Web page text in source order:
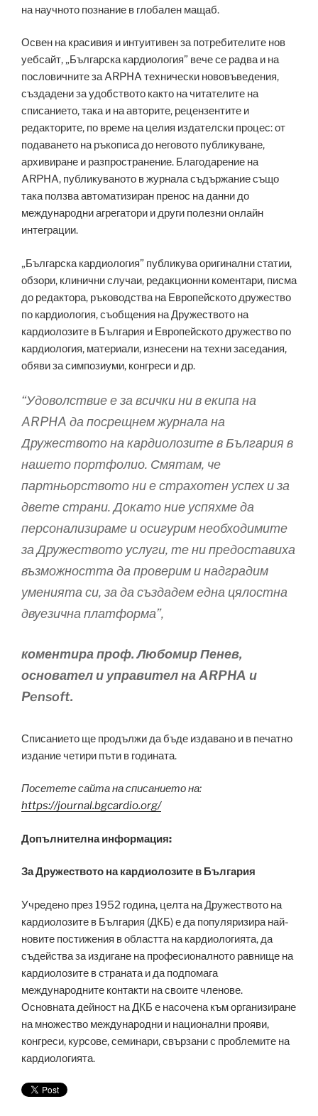
на научното познание в глобален мащаб.
Освен на красивия и интуитивен за потребителите нов
уебсайт, „Българска кардиология” вече се радва и на
пословичните за ARPHA технически нововъведения,
създадени за удобството както на читателите на
списанието, така и на авторите, рецензентите и
редакторите, по време на целия издателски процес: от
подаването на ръкописа до неговото публикуване,
архивиране и разпространение. Благодарение на
ARPHA, публикуваното в журнала съдържание също
така ползва автоматизиран пренос на данни до
международни агрегатори и други полезни онлайн
интеграции.
„Българска кардиология” публикува оригинални статии,
обзори, клинични случаи, редакционни коментари, писма
до редактора, ръководства на Европейското дружество
по кардиология, съобщения на Дружеството на
кардиолозите в България и Европейското дружество по
кардиология, материали, изнесени на техни заседания,
обяви за симпозиуми, конгреси и др.
“Удоволствие е за всички ни в екипа на
ARPHA да посрещнем журнала на
Дружеството на кардиолозите в България в
нашето портфолио. Смятам, че
партньорството ни е страхотен успех и за
двете страни. Докато ние успяхме да
персонализираме и осигурим необходимите
за Дружеството услуги, те ни предоставиха
възможността да проверим и надградим
уменията си, за да създадем една цялостна
двуезична платформа”,
коментира проф. Любомир Пенев,
основател и управител на ARPHA и
Pensoft.
Списанието ще продължи да бъде издавано и в печатно
издание четири пъти в годината.
Посетете сайта на списанието на:
https://journal.bgcardio.org/
Допълнителна информация:
За Дружеството на кардиолозите в България
Учредено през 1952 година, целта на Дружеството на
кардиолозите в България (ДКБ) е да популяризира най-
новите постижения в областта на кардиологията, да
съдейства за издигане на професионалното равнище на
кардиолозите в страната и да подпомага
международните контакти на своите членове.
Основната дейност на ДКБ е насочена към организиране
на множество международни и национални прояви,
конгреси, курсове, семинари, свързани с проблемите на
кардиологията.